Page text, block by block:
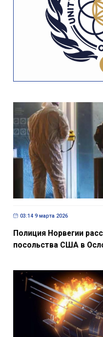
03:14 9 марта 2026
Полиция Норвегии
посольства США в